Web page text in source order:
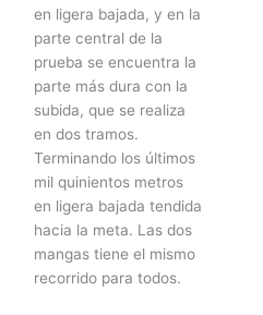
en ligera bajada, y en la
parte central de la
prueba se encuentra la
parte más dura con la
subida, que se realiza
en dos tramos.
Terminando los últimos
mil quinientos metros
en ligera bajada tendida
hacia la meta. Las dos
mangas tiene el mismo
recorrido para todos.